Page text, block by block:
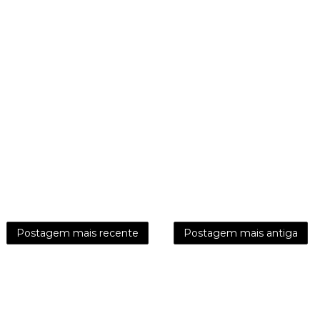
Postagem mais recente Postagem mais antiga